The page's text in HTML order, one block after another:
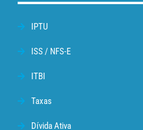
IPTU
ISS / NFS-E
ITBI
Taxas
Dívida Ativa